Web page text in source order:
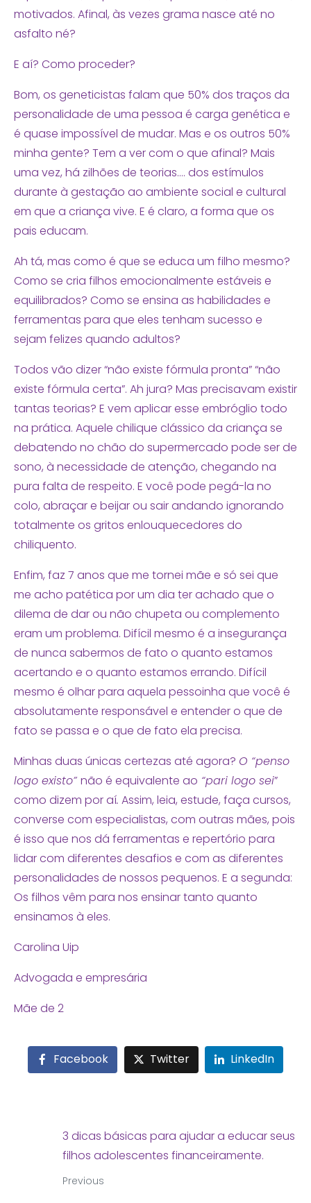
motivados. Afinal, às vezes grama nasce até no
asfalto né?
E aí? Como proceder?
Bom, os geneticistas falam que 50% dos traços da
personalidade de uma pessoa é carga genética e
é quase impossível de mudar. Mas e os outros 50%
minha gente? Tem a ver com o que afinal? Mais
uma vez, há zilhões de teorias…. dos estímulos
durante à gestação ao ambiente social e cultural
em que a criança vive. E é claro, a forma que os
pais educam.
Ah tá, mas como é que se educa um filho mesmo?
Como se cria filhos emocionalmente estáveis e
equilibrados? Como se ensina as habilidades e
ferramentas para que eles tenham sucesso e
sejam felizes quando adultos?
Todos vão dizer “não existe fórmula pronta” “não
existe fórmula certa”. Ah jura? Mas precisavam existir
tantas teorias? E vem aplicar esse embróglio todo
na prática. Aquele chilique clássico da criança se
debatendo no chão do supermercado pode ser de
sono, à necessidade de atenção, chegando na
pura falta de respeito. E você pode pegá-la no
colo, abraçar e beijar ou sair andando ignorando
totalmente os gritos enlouquecedores do
chiliquento.
Enfim, faz 7 anos que me tornei mãe e só sei que
me acho patética por um dia ter achado que o
dilema de dar ou não chupeta ou complemento
eram um problema. Difícil mesmo é a insegurança
de nunca sabermos de fato o quanto estamos
acertando e o quanto estamos errando. Difícil
mesmo é olhar para aquela pessoinha que você é
absolutamente responsável e entender o que de
fato se passa e o que de fato ela precisa.
Minhas duas únicas certezas até agora? O “penso
logo existo”não é equivalente ao “pari logo sei”
como dizem por aí. Assim, leia, estude, faça cursos,
converse com especialistas, com outras mães, pois
é isso que nos dá ferramentas e repertório para
lidar com diferentes desafios e com as diferentes
personalidades de nossos pequenos. E a segunda:
Os filhos vêm para nos ensinar tanto quanto
ensinamos à eles.
Carolina Uip
Advogada e empresária
Mãe de 2
Facebook Twitter LinkedIn
3 dicas básicas para ajudar a educar seus
filhos adolescentes financeiramente.
Previous